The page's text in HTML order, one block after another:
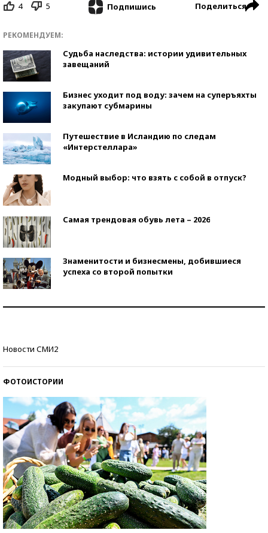
4 5 Подпишись Поделиться
РЕКОМЕНДУЕМ:
Судьба наследства: истории удивительных
завещаний
Бизнес уходит под воду: зачем на суперъяхты
закупают субмарины
Путешествие в Исландию по следам
«Интерстеллара»
Модный выбор: что взять с собой в отпуск?
Самая трендовая обувь лета – 2026
Знаменитости и бизнесмены, добившиеся
успеха со второй попытки
Новости СМИ2
ФОТОИСТОРИИ